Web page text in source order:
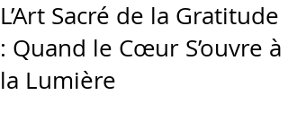
L’Art Sacré de la Gratitude
: Quand le Cœur S’ouvre à
la Lumière